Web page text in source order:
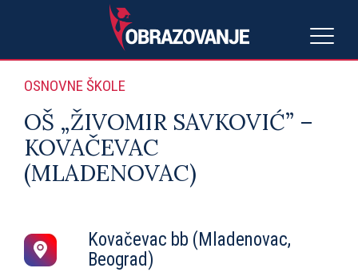
OSNOVNE ŠKOLE
OŠ „ŽIVOMIR SAVKOVIĆ” –
KOVAČEVAC
(MLADENOVAC)
Kovačevac bb (Mladenovac,
Beograd)